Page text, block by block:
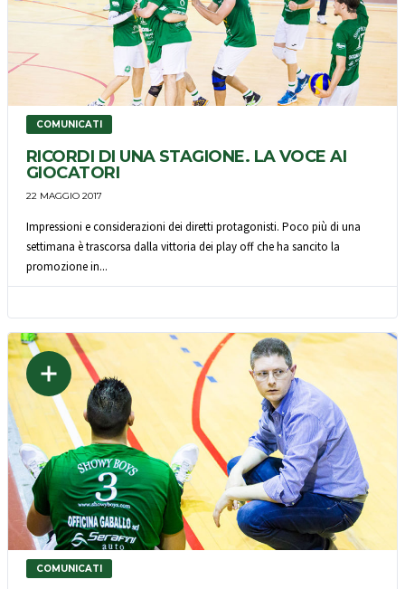
COMUNICATI
RICORDI DI UNA STAGIONE. LA VOCE AI
GIOCATORI
22 MAGGIO 2017
Impressioni e considerazioni dei diretti protagonisti. Poco più di una
settimana è trascorsa dalla vittoria dei play off che ha sancito la
promozione in...
COMUNICATI